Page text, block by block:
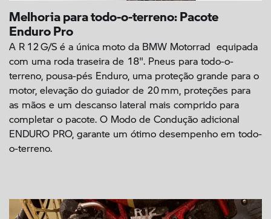
Melhoria para todo-o-terreno: Pacote
Enduro Pro
A R 12 G/S é a única moto da BMW Motorrad equipada
com uma roda traseira de 18". Pneus para todo-o-
terreno, pousa-pés Enduro, uma proteção grande para o
motor, elevação do guiador de 20 mm, proteções para
as mãos e um descanso lateral mais comprido para
completar o pacote. O Modo de Condução adicional
ENDURO PRO, garante um ótimo desempenho em todo-
o-terreno.